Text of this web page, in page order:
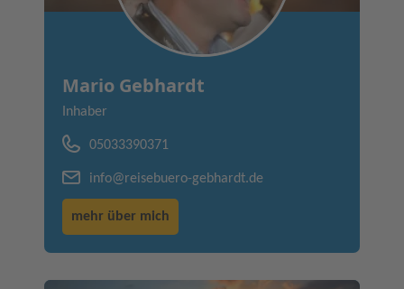
Mario Gebhardt
Inhaber
05033390371
info@reisebuero-gebhardt.de
mehr über mich